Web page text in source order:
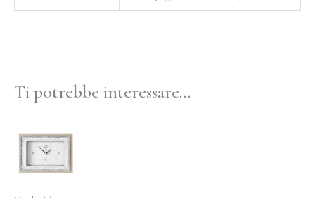
Ti potrebbe interessare…